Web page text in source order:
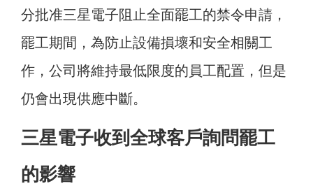
分批准三星電子阻止全面罷工的禁令申請，
罷工期間，為防止設備損壞和安全相關工
作，公司將維持最低限度的員工配置，但是
仍會出現供應中斷。
三星電子收到全球客戶詢問罷工
的影響